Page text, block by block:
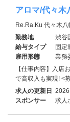
アロマ/代々木
Re.Ra.Ku 代々木八
勤務地
渋谷
給与タイプ
固定
雇用形態
業務
【仕事内容】入店
で高収入も実現! <
求人の更新日
スポンサー
求人